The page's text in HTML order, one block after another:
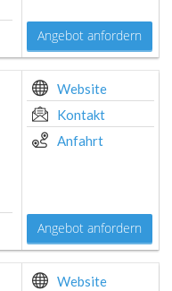
Angebot anfordern
Website
Kontakt
Anfahrt
Angebot anfordern
Website